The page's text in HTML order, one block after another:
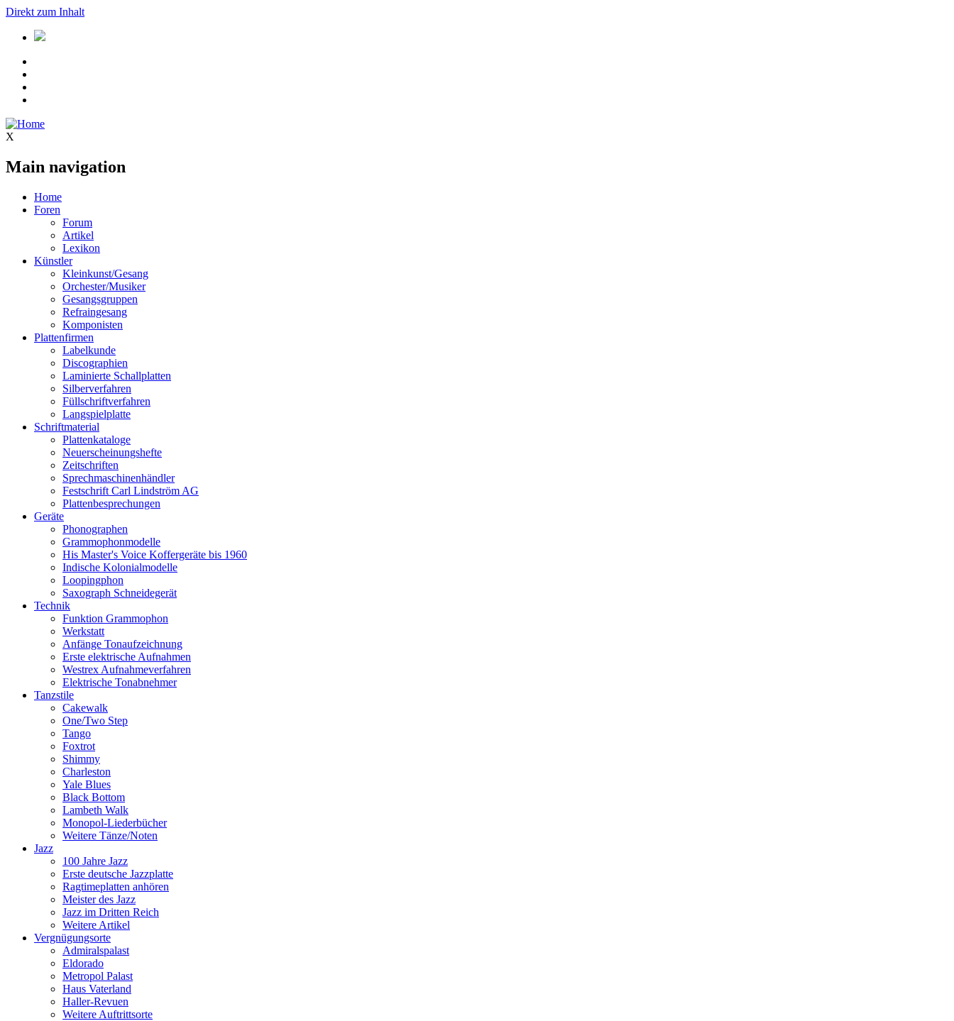
Direkt zum Inhalt
X
Main navigation
Home
Foren
Forum
Artikel
Lexikon
Künstler
Kleinkunst/Gesang
Orchester/Musiker
Gesangsgruppen
Refraingesang
Komponisten
Plattenfirmen
Labelkunde
Discographien
Laminierte Schallplatten
Silberverfahren
Füllschriftverfahren
Langspielplatte
Schriftmaterial
Plattenkataloge
Neuerscheinungshefte
Zeitschriften
Sprechmaschinenhändler
Festschrift Carl Lindström AG
Plattenbesprechungen
Geräte
Phonographen
Grammophonmodelle
His Master's Voice Koffergeräte bis 1960
Indische Kolonialmodelle
Loopingphon
Saxograph Schneidegerät
Technik
Funktion Grammophon
Werkstatt
Anfänge Tonaufzeichnung
Erste elektrische Aufnahmen
Westrex Aufnahmeverfahren
Elektrische Tonabnehmer
Tanzstile
Cakewalk
One/Two Step
Tango
Foxtrot
Shimmy
Charleston
Yale Blues
Black Bottom
Lambeth Walk
Monopol-Liederbücher
Weitere Tänze/Noten
Jazz
100 Jahre Jazz
Erste deutsche Jazzplatte
Ragtimeplatten anhören
Meister des Jazz
Jazz im Dritten Reich
Weitere Artikel
Vergnügungsorte
Admiralspalast
Eldorado
Metropol Palast
Haus Vaterland
Haller-Revuen
Weitere Auftrittsorte